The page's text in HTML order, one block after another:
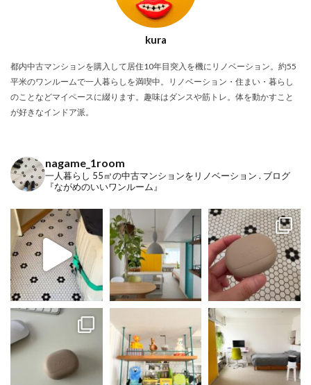
kura
都内中古マンションを購入して居住10年目突入を機にリノベーション。約55
平米のワンルームで一人暮らしを満喫中。リノベーション・住まい・暮らし
のことなどマイペースに綴ります。趣味はダンスや筋トレ。体を動かすこと
が好きなインドア派。
nagame_1room
一人暮らし 55㎡の中古マンションをリノベーション . ブログ
『ながめのいいワンルーム』